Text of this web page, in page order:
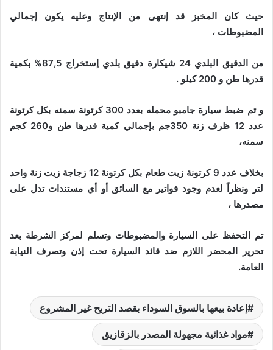
حيث كان المخبز قد إنتهى من الإنتاج وعليه يكون إجمالي
المضبوطات ،
من الدقيق البلدي 24 شيكارة دقيق بلدي إستخراج 87,5% بكمية
قدرها طن و 200 كيلو .
و تم ضبط سيارة جامبو محمله بعدد 300 كرتونة سمنه بكل كرتونة
عدد 12 ظرف زنة 350جم بإجمالي كمية قدرها طن و260 كجم
سمنه،
بخلاف عدد 9 كرتونة زيت طعام بكل كرتونة 12 زجاجة زيت زنة واحد
لتر ونظراً لعدم وجود فواتير مع السائق أو أي مستندات تدل على
مصدرها ،
تم التحفظ على السيارة والمضبوطات وتسلم لمركز الشرطة بعد
تحرير المحضر اللازم ضد قائد السيارة تحت إذن وتصرف النيابة
العامة.
إعادة بيعها بالسوق السوداء بقصد التربح غير المشروع
مواد غذائية مجهولة المصدر بالزقازيق